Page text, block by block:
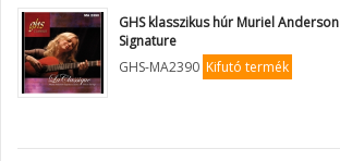
GHS klasszikus húr Muriel Anderson
Signature
GHS-MA2390 Kifutó termék